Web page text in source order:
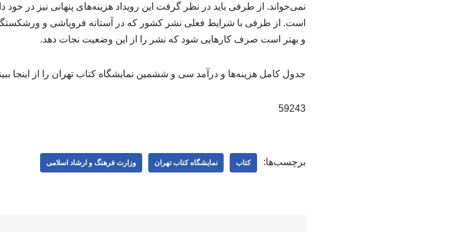
نمی‌خواند. از طرفی باید در نظر گرفت این رویداد هزینه‌های پنهانی نیز در
است. از طرفی با شرایط فعلی نشر کشور که در آستانه فروپاشی و
و بهتر است صرف کارهایی شود که نشر را از این وضعیت نجات دهد.
جدول کامل هزینه‌ها و درآمد سی و ششمین نمایشگاه کتاب تهران را از اینجا
59243
برچسب‌ها: کتاب نمایشگاه کتاب تهران وزارت فرهنگ و ارشاد اسلامی